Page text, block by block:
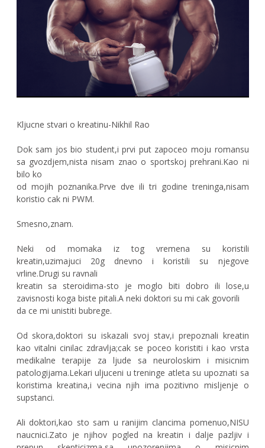
Kljucne stvari o kreatinu-Nikhil Rao
Dok sam jos bio student,i prvi put zapoceo moju romansu
sa gvozdjem,nista nisam znao o sportskoj prehrani.Kao ni
bilo ko
od mojih poznanika.Prve dve ili tri godine treninga,nisam
koristio cak ni PWM.
Smesno,znam.
Neki od momaka iz tog vremena su koristili
kreatin,uzimajuci 20g dnevno i koristili su njegove
vrline.Drugi su ravnali
kreatin sa steroidima-sto je moglo biti dobro ili lose,u
zavisnosti koga biste pitali.A neki doktori su mi cak govorili
da ce mi unistiti bubrege.
Od skora,doktori su iskazali svoj stav,i prepoznali kreatin
kao vitalni cinilac zdravlja;cak se poceo koristiti i kao vrsta
medikalne terapije za ljude sa neuroloskim i misicnim
patologijama.Lekari uljuceni u treninge atleta su upoznati sa
koristima kreatina,i vecina njih ima pozitivno misljenje o
supstanci.
Ali doktori,kao sto sam u ranijim clancima pomenuo,NISU
naucnici.Zato je njihov pogled na kreatin i dalje pazljiv i